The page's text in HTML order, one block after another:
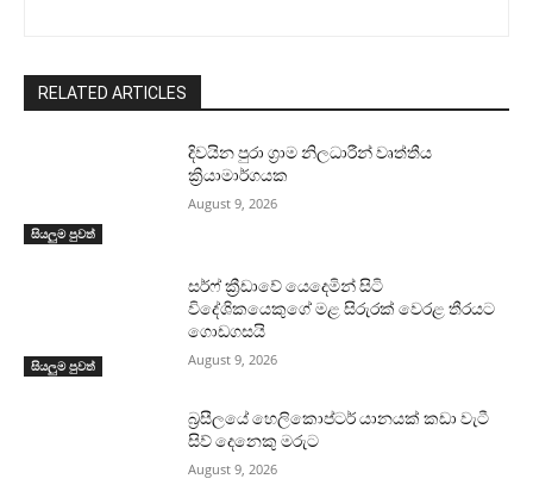
RELATED ARTICLES
සියලුම පුවත්
දිවයින පුරා ග්‍රාම නිලධාරීන් වෘත්තීය
ක්‍රියාමාර්ගයක
August 9, 2026
සියලුම පුවත්
සර්ෆ් ක්‍රීඩාවේ යෙදෙමින් සිටි
විදේශිකයෙකුගේ මළ සිරුරක් වෙරළ තීරයට
ගොඩගසයි
August 9, 2026
බ්‍රසීලයේ හෙලිකොප්ටර් යානයක් කඩා වැටී
සිව් දෙනෙකු මරුට
August 9, 2026